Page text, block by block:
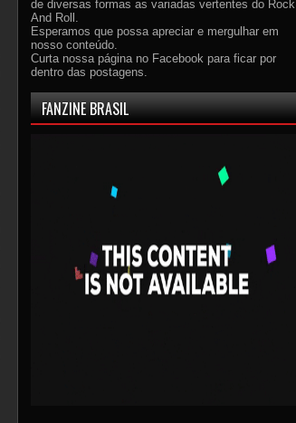
de diversas formas as variadas vertentes do Rock
And Roll.
Esperamos que possa apreciar e mergulhar em
nosso conteúdo.
Curta nossa página no Facebook para ficar por
dentro das postagens.
FANZINE BRASIL